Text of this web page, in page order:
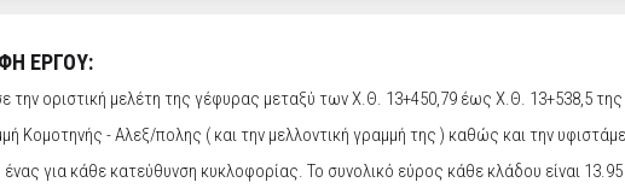
ΕΡΓΟΥ:
την οριστική μελέτη της γέφυρας μεταξύ των Χ.Θ. 13+450,79 έως Χ.Θ. 13+538,5
Κομοτηνής - Αλεξ/πολης ( και την μελλοντική γραμμή της ) καθώς και την
για κάθε κατεύθυνση κυκλοφορίας. Το συνολικό εύρος κάθε κλάδου είναι